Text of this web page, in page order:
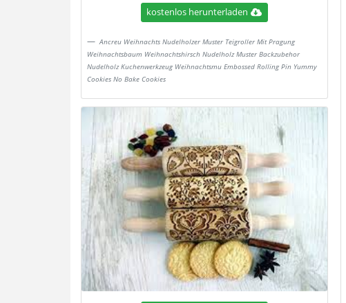
kostenlos herunterladen
Ancreu Weihnachts Nudelholzer Muster Teigroller Mit Pragung
Weihnachtsbaum Weihnachtshirsch Nudelholz Muster Backzubehor
Nudelholz Kuchenwerkzeug Weihnachtsmu Embossed Rolling Pin Yummy
Cookies No Bake Cookies